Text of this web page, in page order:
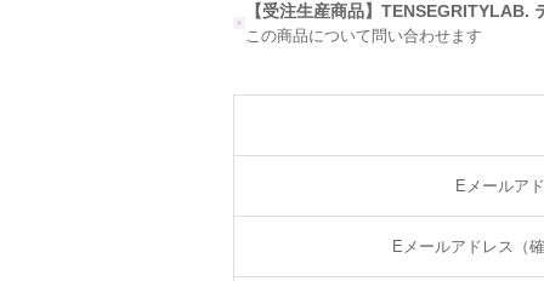
【受注生産商品】
この商品について問い合わせます
Eメールア
Eメールアドレス（確